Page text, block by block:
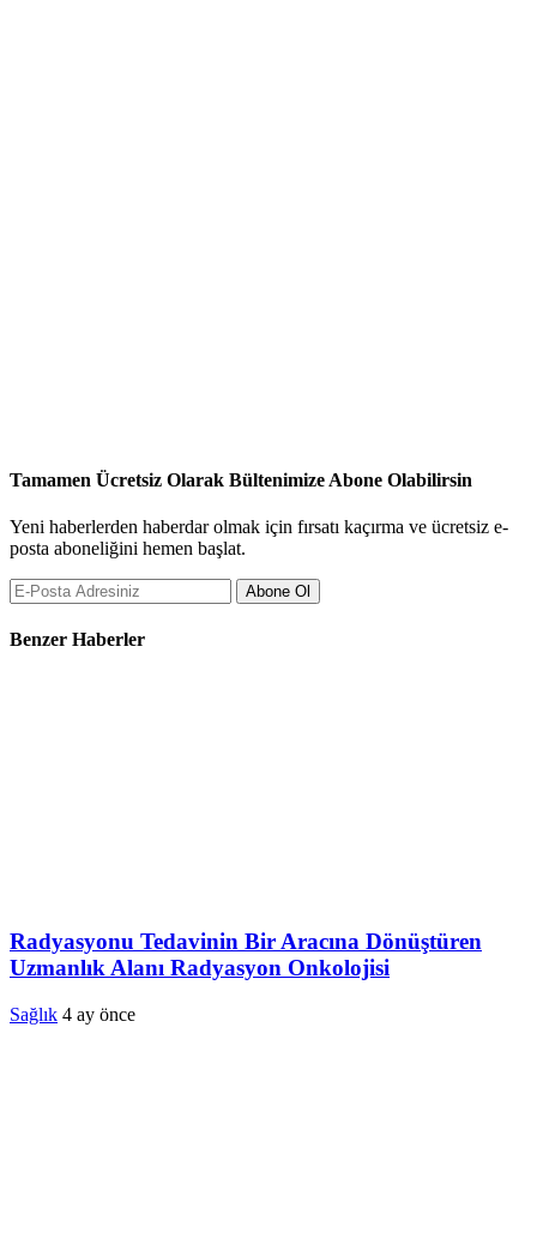
Tamamen Ücretsiz Olarak Bültenimize Abone Olabilirsin
Yeni haberlerden haberdar olmak için fırsatı kaçırma ve ücretsiz e-
posta aboneliğini hemen başlat.
Abone Ol
Benzer Haberler
Radyasyonu Tedavinin Bir Aracına Dönüştüren
Uzmanlık Alanı Radyasyon Onkolojisi
Sağlık 4 ay önce